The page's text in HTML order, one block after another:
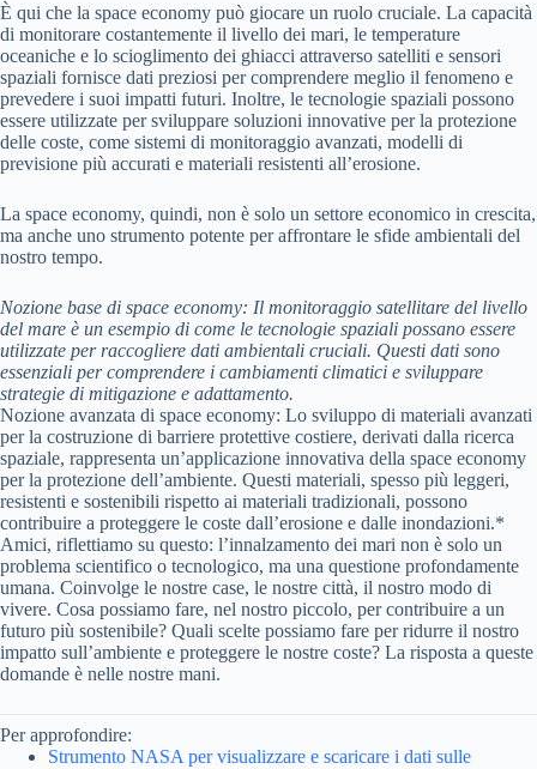
È qui che la space economy può giocare un ruolo cruciale. La capacità
di monitorare costantemente il livello dei mari, le temperature
oceaniche e lo scioglimento dei ghiacci attraverso satelliti e sensori
spaziali fornisce dati preziosi per comprendere meglio il fenomeno e
prevedere i suoi impatti futuri. Inoltre, le tecnologie spaziali possono
essere utilizzate per sviluppare soluzioni innovative per la protezione
delle coste, come sistemi di monitoraggio avanzati, modelli di
previsione più accurati e materiali resistenti all’erosione.
La space economy, quindi, non è solo un settore economico in crescita,
ma anche uno strumento potente per affrontare le sfide ambientali del
nostro tempo.
Nozione base di space economy: Il monitoraggio satellitare del livello
del mare è un esempio di come le tecnologie spaziali possano essere
utilizzate per raccogliere dati ambientali cruciali. Questi dati sono
essenziali per comprendere i cambiamenti climatici e sviluppare
strategie di mitigazione e adattamento.
Nozione avanzata di space economy: Lo sviluppo di materiali avanzati
per la costruzione di barriere protettive costiere, derivati dalla ricerca
spaziale, rappresenta un’applicazione innovativa della space economy
per la protezione dell’ambiente. Questi materiali, spesso più leggeri,
resistenti e sostenibili rispetto ai materiali tradizionali, possono
contribuire a proteggere le coste dall’erosione e dalle inondazioni.*
Amici, riflettiamo su questo: l’innalzamento dei mari non è solo un
problema scientifico o tecnologico, ma una questione profondamente
umana. Coinvolge le nostre case, le nostre città, il nostro modo di
vivere. Cosa possiamo fare, nel nostro piccolo, per contribuire a un
futuro più sostenibile? Quali scelte possiamo fare per ridurre il nostro
impatto sull’ambiente e proteggere le nostre coste? La risposta a queste
domande è nelle nostre mani.
Per approfondire:
Strumento NASA per visualizzare e scaricare i dati sulle